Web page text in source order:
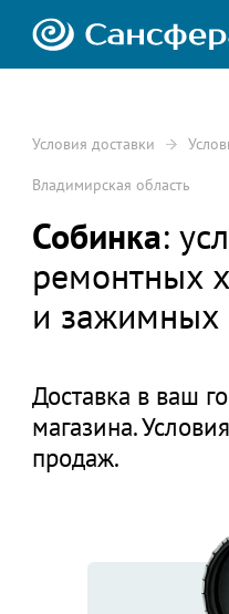
Условия доставки
Владимирская область
Собинка:
ремонтных
и зажимных
Доставка в ваш
магазина.
продаж.